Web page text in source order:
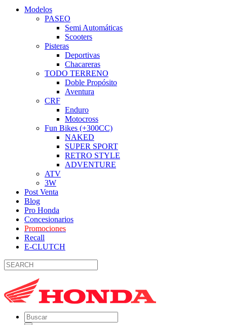
Modelos
PASEO
Semi Automáticas
Scooters
Pisteras
Deportivas
Chacareras
TODO TERRENO
Doble Propósito
Aventura
CRF
Enduro
Motocross
Fun Bikes (+300CC)
NAKED
SUPER SPORT
RETRO STYLE
ADVENTURE
ATV
3W
Post Venta
Blog
Pro Honda
Concesionarios
Promociones
Recall
E-CLUTCH